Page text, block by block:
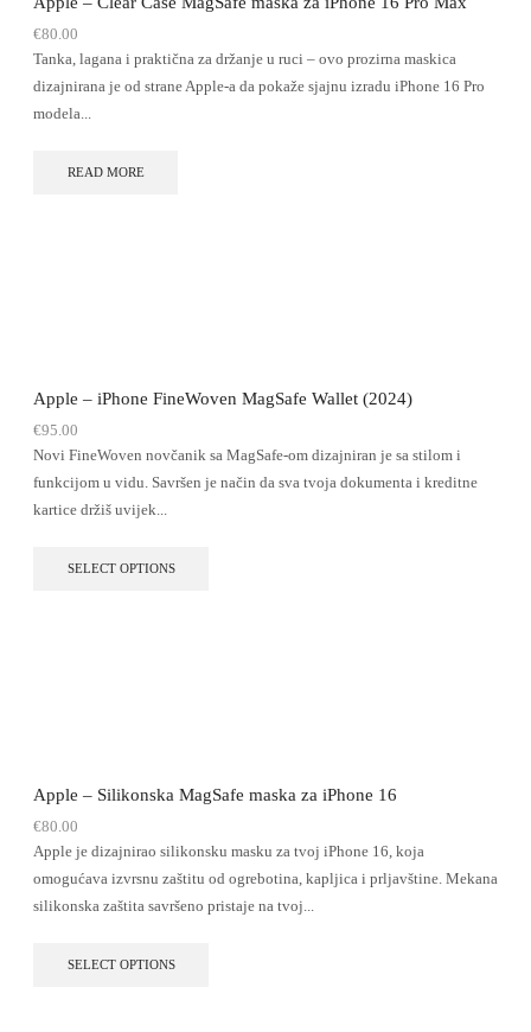
€80.00
Tanka, lagana i praktična za držanje u ruci – ovo prozirna maskica
dizajnirana je od strane Apple-a da pokaže sjajnu izradu iPhone 16 Pro
modela...
READ MORE
Apple – iPhone FineWoven MagSafe Wallet (2024)
€95.00
Novi FineWoven novčanik sa MagSafe-om dizajniran je sa stilom i
funkcijom u vidu. Savršen je način da sva tvoja dokumenta i kreditne
kartice držiš uvijek...
SELECT OPTIONS
Apple – Silikonska MagSafe maska za iPhone 16
€80.00
Apple je dizajnirao silikonsku masku za tvoj iPhone 16, koja
omogućava izvrsnu zaštitu od ogrebotina, kapljica i prljavštine. Mekana
silikonska zaštita savršeno pristaje na tvoj...
SELECT OPTIONS